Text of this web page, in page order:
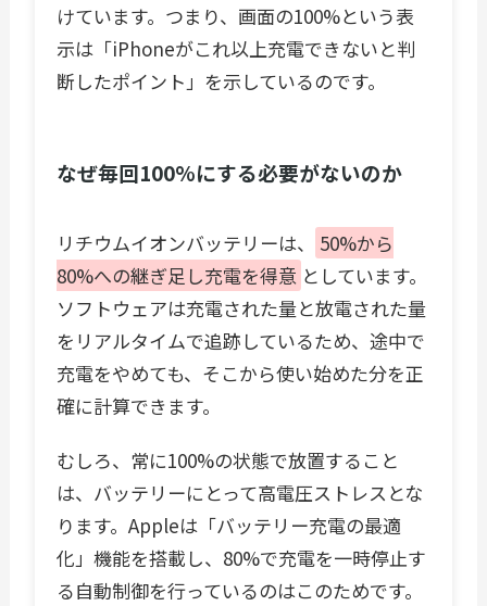
けています。つまり、画面の100%という表
示は「iPhoneがこれ以上充電できないと判
断したポイント」を示しているのです。
なぜ毎回100%にする必要がないのか
リチウムイオンバッテリーは、
50%から
80%への継ぎ足し充電を得意 としています。
ソフトウェアは充電された量と放電された量
をリアルタイムで追跡しているため、途中で
充電をやめても、そこから使い始めた分を正
確に計算できます。
むしろ、常に100%の状態で放置すること
は、バッテリーにとって高電圧ストレスとな
ります。Appleは「バッテリー充電の最適
化」機能を搭載し、80%で充電を一時停止す
る自動制御を行っているのはこのためです。